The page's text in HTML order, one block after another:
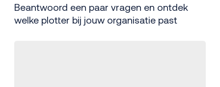
Beantwoord een paar vragen en ontdek
welke plotter bij jouw organisatie past